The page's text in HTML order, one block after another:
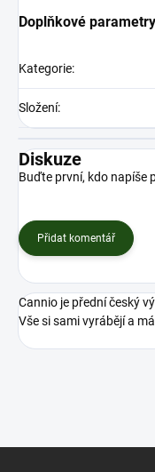
Doplňkové parametry
Kategorie:
Složení:
Diskuze
Buďte první, kdo napíše
Přidat komentář
Cannio je přední český
Vše si sami vyrábějí a